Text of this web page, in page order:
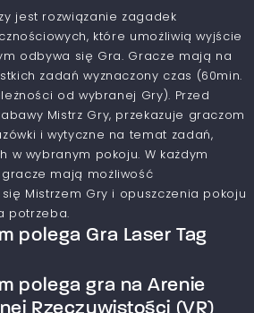
jest rozwiązanie zagadek
które umożliwią wyjście
odbywa się Gra. Gracze mają na
zadań wyznaczony czas (60min.
od wybranej Gry). Przed
Mistrz Gry, przekazuje graczom
i wytyczne na temat zadań,
w wybranym pokoju. W każdym
mają możliwość
Mistrzem Gry i opuszczenia pokoju
potrzeba.
polega Gra Laser Tag
paintball laserowy. Gracze dzielą się
współzawodniczą ze sobą aby
polega gra na Arenie
Rzeczywistości (VR)